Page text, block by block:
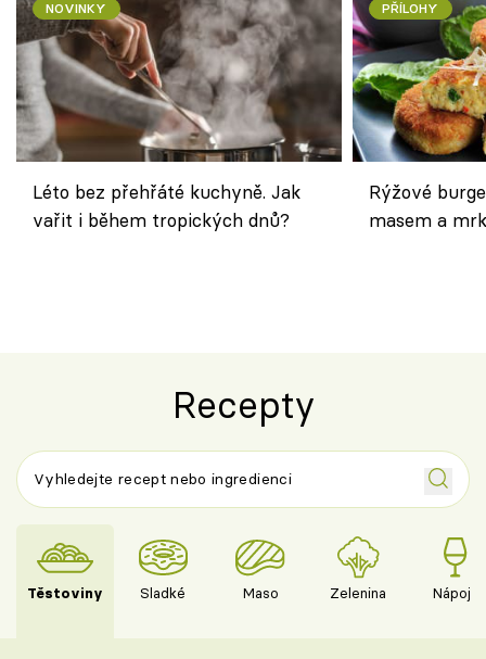
NOVINKY
Léto bez přehřáté kuchyně. Jak
vařit i během tropických dnů?
PŘÍLOHY
Rýžové
masem a
Recepty
Těstoviny Sladké Maso Zelenina Nápoje